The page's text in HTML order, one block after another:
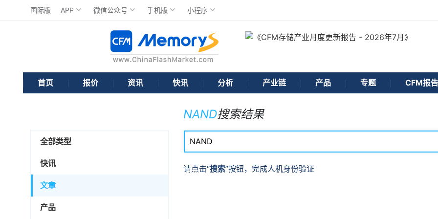
国际版 APP 微信公众号 手机版 小程序
首页 报价 资讯 快讯 分析 产业链 产品 专题 CFM报告
全部类型
快讯
文章
产品
NAND搜索结果
请点击“搜索”按钮，完成人机身份验证